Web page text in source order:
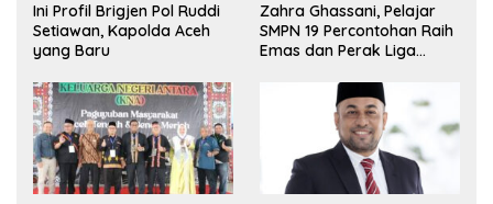
Ini Profil Brigjen Pol Ruddi
Setiawan, Kapolda Aceh
yang Baru
Zahra Ghassani, Pelajar
SMPN 19 Percontohan Raih
Emas dan Perak Liga